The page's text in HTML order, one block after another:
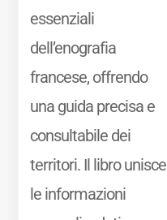
essenziali
dell’enografia
francese, offrendo
una guida precisa e
consultabile dei
territori. Il libro unisce
le informazioni